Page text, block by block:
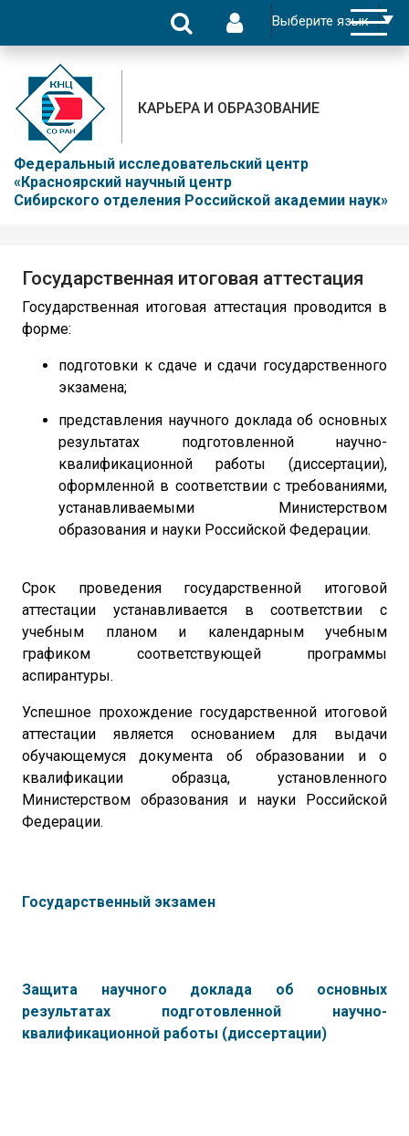
Федеральный исследовательский центр
«Красноярский научный центр
Сибирского отделения Российской академии наук»
КАРЬЕРА И ОБРАЗОВАНИЕ
Государственная итоговая аттестация
Государственная итоговая аттестация проводится в
форме:
подготовки к сдаче и сдачи государственного
экзамена;
представления научного доклада об основных
результатах подготовленной научно-
квалификационной работы (диссертации),
оформленной в соответствии с требованиями,
устанавливаемыми Министерством
образования и науки Российской Федерации.
Срок проведения государственной итоговой
аттестации устанавливается в соответствии с
учебным планом и календарным учебным
графиком соответствующей программы
аспирантуры.
Успешное прохождение государственной итоговой
аттестации является основанием для выдачи
обучающемуся документа об образовании и о
квалификации образца, установленного
Министерством образования и науки Российской
Федерации.
Государственный экзамен
Защита научного доклада об основных
результатах подготовленной научно-
квалификационной работы (диссертации)